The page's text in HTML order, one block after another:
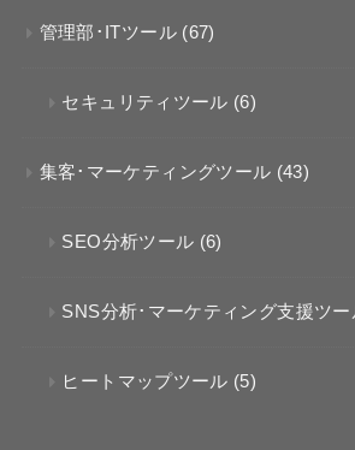
管理部･ITツール (67)
セキュリティツール (6)
集客･マーケティングツール (43)
SEO分析ツール (6)
SNS分析･マーケティング支援ツー
ヒートマップツール (5)